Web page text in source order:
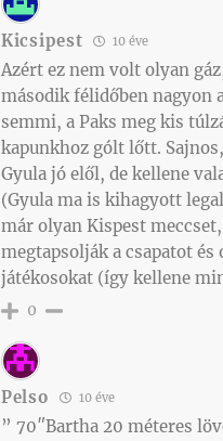
Kicsipest 10 éve
Azért ez nem volt olyan
második félidőben nagyon
semmi, a Paks meg kis
kapunkhoz gólt lőtt.
Gyula jó elől, de kellene
(Gyula ma is kihagyott
már olyan Kispest
megtapsolják a csapatot
játékosokat (így kellene
0
Pelso 10 éve
” 70″Bartha 20 méteres